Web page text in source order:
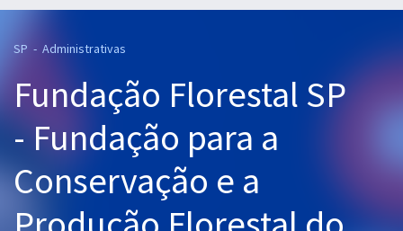
Cursos 20% OFF
Graduação
OAB
SP - Administrativas
Fundação Florestal SP
- Fundação para a
Conservação e a